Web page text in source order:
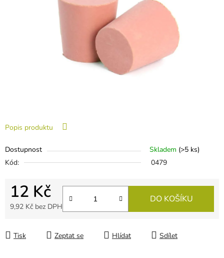
Popis produktu
Dostupnost Skladem (>5 ks)
Kód:
0479
12 Kč
9,92 Kč bez DPH
DO KOŠÍKU
Tisk Zeptat se Hlídat Sdílet